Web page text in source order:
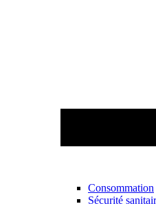
Consommation
Sécurité